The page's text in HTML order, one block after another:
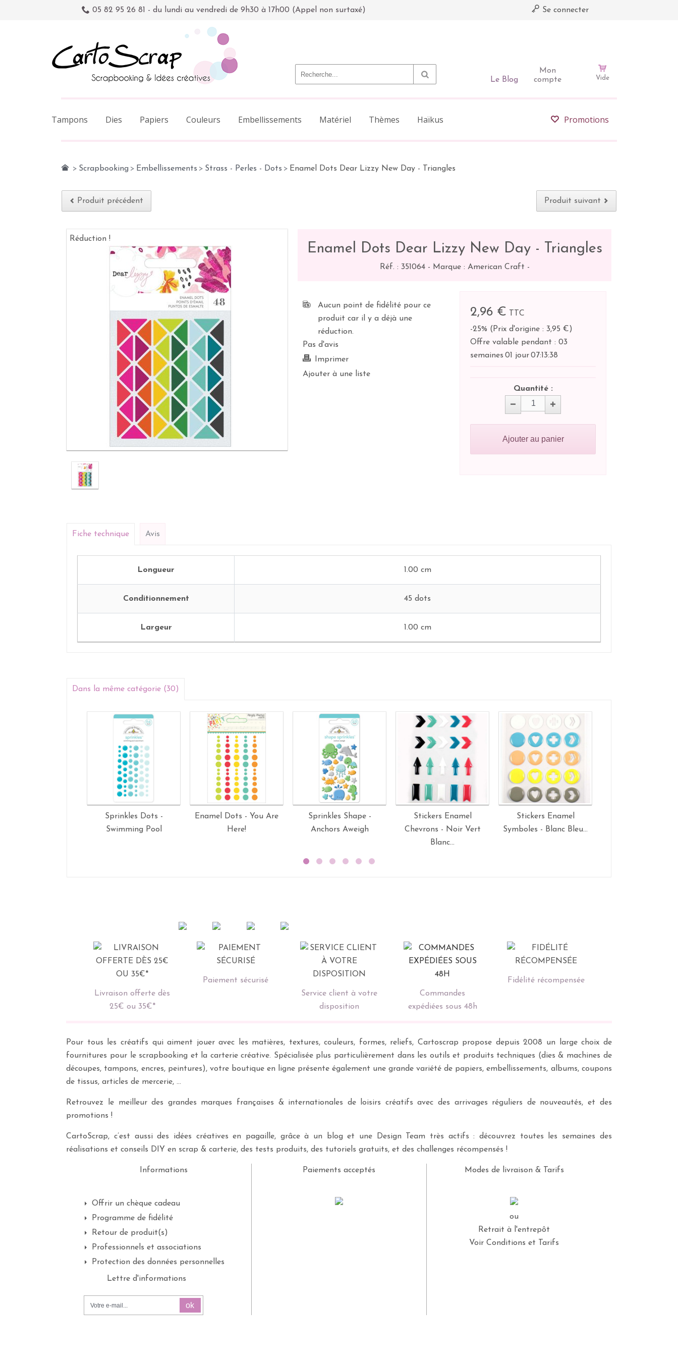
05 82 95 26 81 - du lundi au vendredi de 9h30 à 17h00 (Appel non surtaxé) Se connecter
Mon
compte
Le Blog Vide
Tampons Dies Papiers Couleurs Embellissements Matériel Thèmes Promotions
Haïkus
> Scrapbooking > Embellissements > Strass - Perles - Dots > Enamel Dots Dear Lizzy New Day - Triangles
Produit précédent Produit suivant
Réduction !
Enamel Dots Dear Lizzy New Day - Triangles
Réf. : 351064- Marque : American Craft -
Aucun point de fidélité pour ce
produit car il y a déjà une
réduction.
Pas d'avis
Imprimer
Ajouter à une liste
2,96 €
TTC
-25% ( Prix d'origine : 3,95 €)
Offre valable pendant : 03
semaines 01 jour07:13:37
Quantité :
Ajouter au panier
Fiche technique Avis
Longueur 1.00 cm
Conditionnement 45 dots
Largeur 1.00 cm
Dans la même catégorie (30)
Sprinkles Dots -
Swimming Pool
Enamel Dots - You Are
Here!
Sprinkles Shape -
Anchors Aweigh
Stickers Enamel
Chevrons - Noir Vert
Blanc...
Stickers Enamel
Symboles - Blanc Bleu...
Livraison offerte dès
25€ ou 35€*
Paiement sécurisé
Service client à votre
disposition
Commandes
expédiées sous 48h
Fidélité récompensée
Pour tous les créatifs qui aiment jouer avec les matières, textures, couleurs, formes, reliefs, Cartoscrap propose depuis 2008 un large choix de
fournitures pour le scrapbooking et la carterie créative. Spécialisée plus particulièrement dans les outils et produits techniques (dies & machines de
découpes, tampons, encres, peintures), votre boutique en ligne présente également une grande variété de papiers, embellissements, albums, coupons
de tissus, articles de mercerie, …
Retrouvez le meilleur des grandes marques françaises & internationales de loisirs créatifs avec des arrivages réguliers de nouveautés, et des
promotions !
CartoScrap, c’est aussi des idées créatives en pagaille, grâce à un blog et une Design Team très actifs : découvrez toutes les semaines des
réalisations et conseils DIY en scrap & carterie, des tests produits, des tutoriels gratuits, et des challenges récompensés !
Informations
Offrir un chèque cadeau
Programme de fidélité
Retour de produit(s)
Professionnels et associations
Protection des données personnelles
Paiements acceptés Modes de livraison & Tarifs
ou
Retrait à l'entrepôt
Voir Conditions et Tarifs
Lettre d'informations
ok